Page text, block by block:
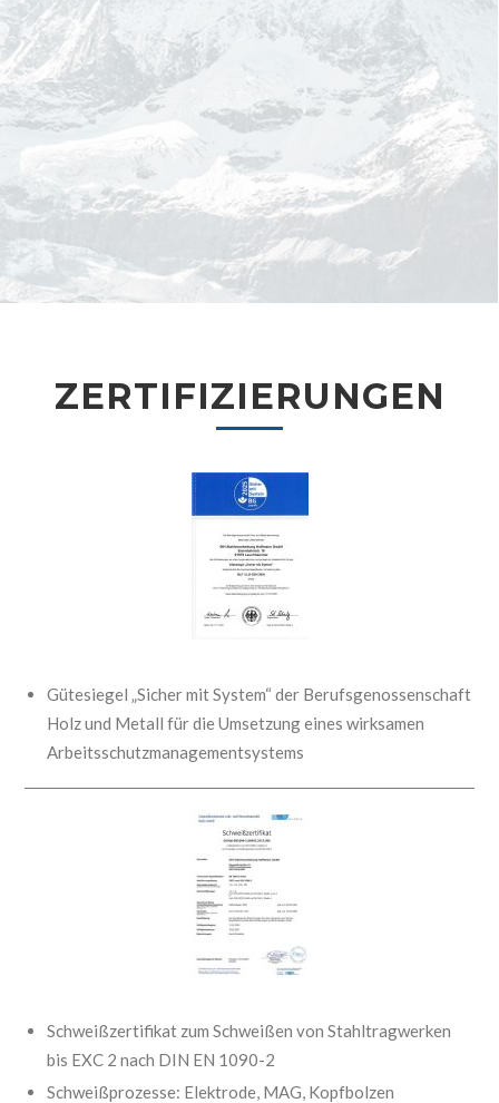
ZERTIFIZIERUNGEN
Gütesiegel „Sicher mit System“ der Berufsgenossenschaft
Holz und Metall für die Umsetzung eines wirksamen
Arbeitsschutzmanagementsystems
Schweißzertifikat zum Schweißen von Stahltragwerken
bis EXC 2 nach DIN EN 1090-2
Schweißprozesse: Elektrode, MAG, Kopfbolzen